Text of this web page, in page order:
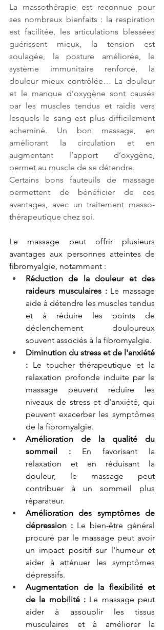
La massothérapie est reconnue pour
ses nombreux bienfaits : la respiration
est facilitée, les articulations blessées
guérissent mieux, la tension est
soulagée, la posture améliorée, le
système immunitaire renforcé, la
douleur mieux contrôlée… La douleur
et le manque d’oxygène sont causés
par les muscles tendus et raidis vers
lesquels le sang est plus difficilement
acheminé. Un bon massage, en
améliorant la circulation et en
augmentant l’apport d’oxygène,
permet au muscle de se détendre.
Certains bons fauteuils de massage
permettent de bénéficier de ces
avantages, avec un traitement masso-
thérapeutique chez soi.
Le massage peut offrir plusieurs
avantages aux personnes atteintes de
fibromyalgie, notamment :
Réduction de la douleur et des
raideurs musculaires : Le massage
aide à détendre les muscles tendus
et à réduire les points de
déclenchement douloureux
souvent associés à la fibromyalgie.
Diminution du stress et de l'anxiété
: Le toucher thérapeutique et la
relaxation profonde induite par le
massage peuvent réduire les
niveaux de stress et d'anxiété, qui
peuvent exacerber les symptômes
de la fibromyalgie.
Amélioration de la qualité du
sommeil : En favorisant la
relaxation et en réduisant la
douleur, le massage peut
contribuer à un sommeil plus
réparateur.
Amélioration des symptômes de
dépression : Le bien-être général
procuré par le massage peut avoir
un impact positif sur l'humeur et
aider à atténuer les symptômes
dépressifs.
Augmentation de la flexibilité et
de la mobilité : Le massage peut
aider à assouplir les tissus
musculaires et à améliorer la